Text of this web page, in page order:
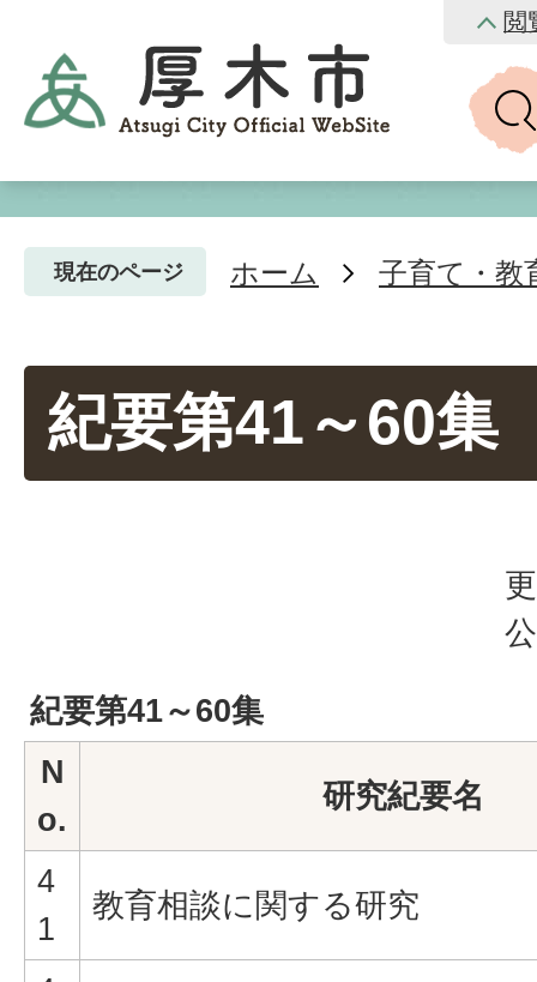
閲
現在のページ ホーム 子育て・教
紀要第41～60集
紀要第41～60集
N
o.
研究紀要名
4
1
教育相談に関する研究